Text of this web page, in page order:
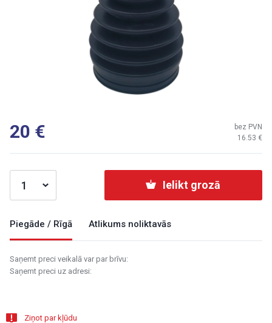
20 16.53
bez PVN
Ielikt grozā
Piegāde / Rīgā Atlikums noliktavās
Saņemt preci veikalā var par brīvu:
Saņemt preci uz adresi:
Ziņot par kļūdu